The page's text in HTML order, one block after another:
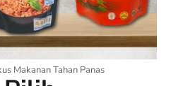
Makanan Tahan Panas